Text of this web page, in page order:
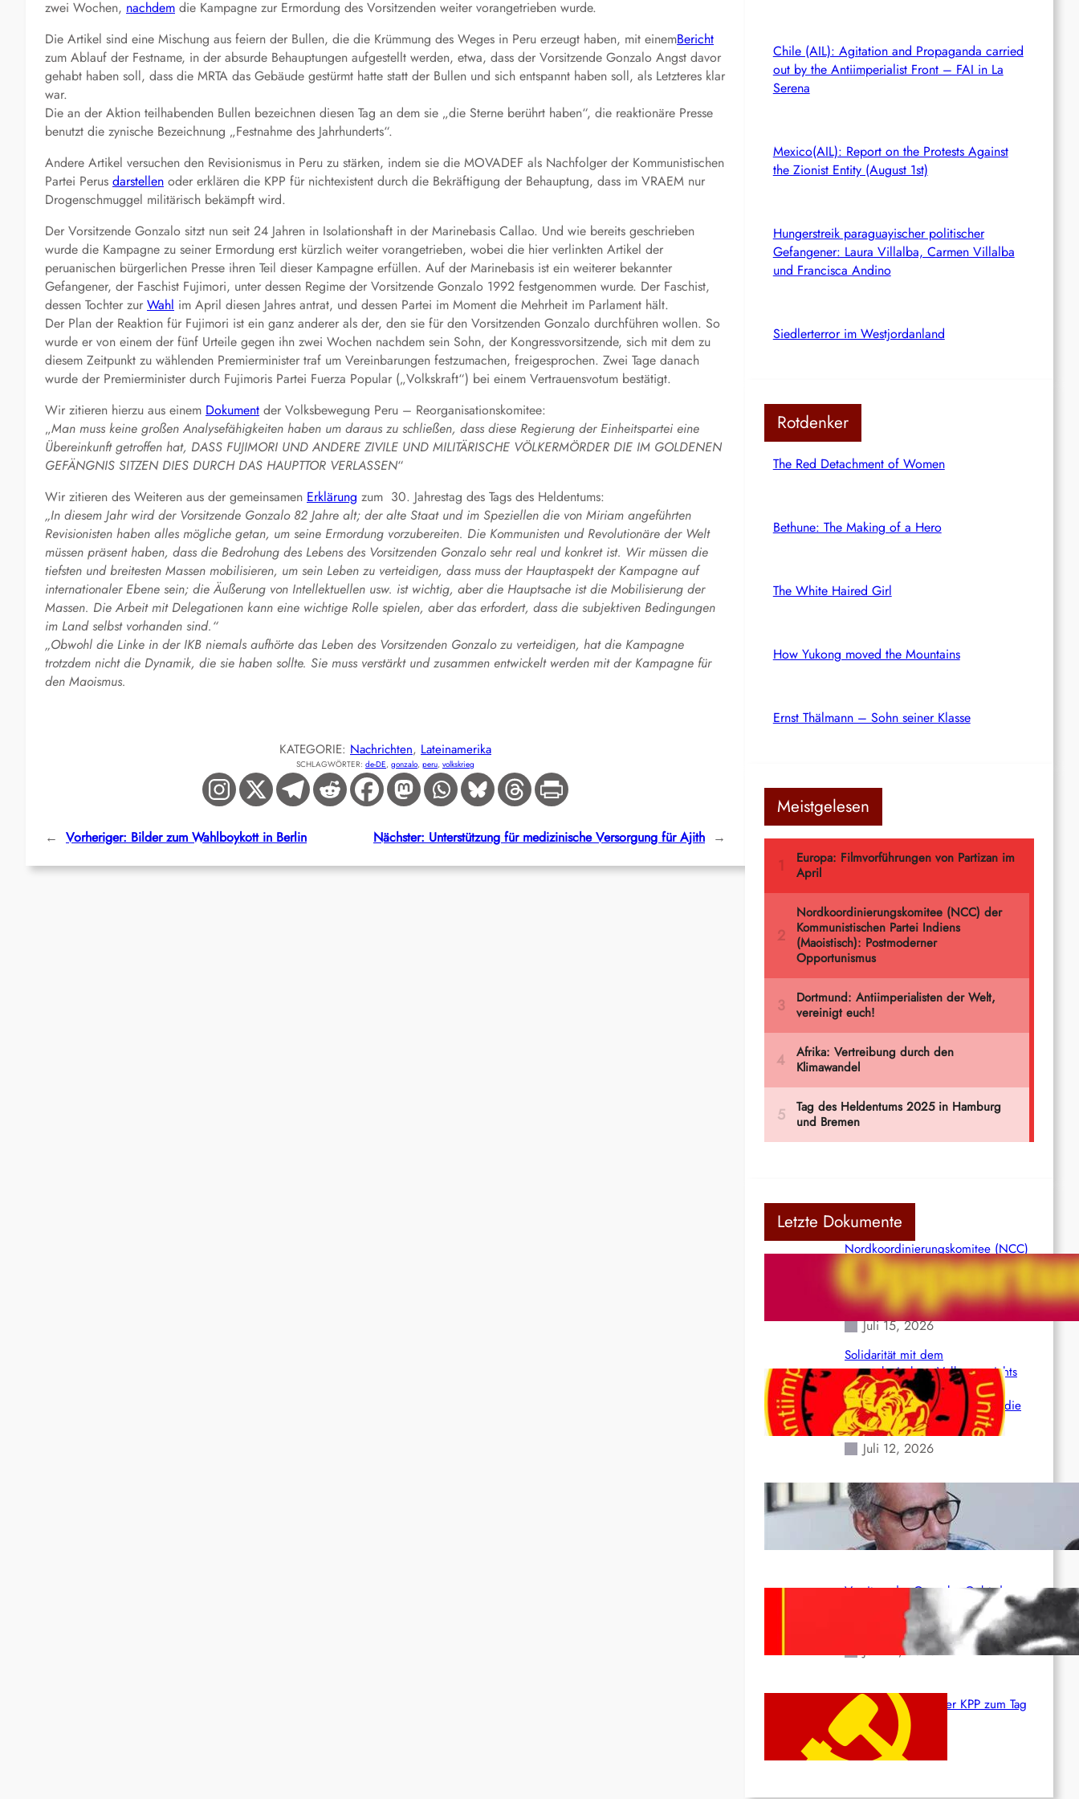
zwei Wochen, nachdem die Kampagne zur Ermordung des Vorsitzenden weiter vorangetrieben wurde.
Die Artikel sind eine Mischung aus feiern der Bullen, die die Krümmung des Weges in Peru erzeugt haben, mit einemBericht
zum Ablauf der Festname, in der absurde Behauptungen aufgestellt werden, etwa, dass der Vorsitzende Gonzalo Angst davor
gehabt haben soll, dass die MRTA das Gebäude gestürmt hatte statt der Bullen und sich entspannt haben soll, als Letzteres klar
war.
Die an der Aktion teilhabenden Bullen bezeichnen diesen Tag an dem sie „die Sterne berührt haben“, die reaktionäre Presse
benutzt die zynische Bezeichnung „Festnahme des Jahrhunderts“.
Andere Artikel versuchen den Revisionismus in Peru zu stärken, indem sie die MOVADEF als Nachfolger der Kommunistischen
Partei Perus darstellen oder erklären die KPP für nichtexistent durch die Bekräftigung der Behauptung, dass im VRAEM nur
Drogenschmuggel militärisch bekämpft wird.
Der Vorsitzende Gonzalo sitzt nun seit 24 Jahren in Isolationshaft in der Marinebasis Callao. Und wie bereits geschrieben
wurde die Kampagne zu seiner Ermordung erst kürzlich weiter vorangetrieben, wobei die hier verlinkten Artikel der
peruanischen bürgerlichen Presse ihren Teil dieser Kampagne erfüllen. Auf der Marinebasis ist ein weiterer bekannter
Gefangener, der Faschist Fujimori, unter dessen Regime der Vorsitzende Gonzalo 1992 festgenommen wurde. Der Faschist,
dessen Tochter zur Wahl im April diesen Jahres antrat, und dessen Partei im Moment die Mehrheit im Parlament hält.
Der Plan der Reaktion für Fujimori ist ein ganz anderer als der, den sie für den Vorsitzenden Gonzalo durchführen wollen. So
wurde er von einem der fünf Urteile gegen ihn zwei Wochen nachdem sein Sohn, der Kongressvorsitzende, sich mit dem zu
diesem Zeitpunkt zu wählenden Premierminister traf um Vereinbarungen festzumachen, freigesprochen. Zwei Tage danach
wurde der Premierminister durch Fujimoris Partei Fuerza Popular („Volkskraft“) bei einem Vertrauensvotum bestätigt.
Wir zitieren hierzu aus einem Dokument der Volksbewegung Peru – Reorganisationskomitee:
„Man muss keine großen Analysefähigkeiten haben um daraus zu schließen, dass diese Regierung der Einheitspartei eine
Übereinkunft getroffen hat, DASS FUJIMORI UND ANDERE ZIVILE UND MILITÄRISCHE VÖLKERMÖRDER DIE IM GOLDENEN
GEFÄNGNIS SITZEN DIES DURCH DAS HAUPTTOR VERLASSEN“
Wir zitieren des Weiteren aus der gemeinsamen Erklärung zum 30. Jahrestag des Tags des Heldentums:
„In diesem Jahr wird der Vorsitzende Gonzalo 82 Jahre alt; der alte Staat und im Speziellen die von Miriam angeführten
Revisionisten haben alles mögliche getan, um seine Ermordung vorzubereiten. Die Kommunisten und Revolutionäre der Welt
müssen präsent haben, dass die Bedrohung des Lebens des Vorsitzenden Gonzalo sehr real und konkret ist. Wir müssen die
tiefsten und breitesten Massen mobilisieren, um sein Leben zu verteidigen, dass muss der Hauptaspekt der Kampagne auf
internationaler Ebene sein; die Äußerung von Intellektuellen usw. ist wichtig, aber die Hauptsache ist die Mobilisierung der
Massen. Die Arbeit mit Delegationen kann eine wichtige Rolle spielen, aber das erfordert, dass die subjektiven Bedingungen
im Land selbst vorhanden sind.“
„Obwohl die Linke in der IKB niemals aufhörte das Leben des Vorsitzenden Gonzalo zu verteidigen, hat die Kampagne
trotzdem nicht die Dynamik, die sie haben sollte. Sie muss verstärkt und zusammen entwickelt werden mit der Kampagne für
den Maoismus.
KATEGORIE: Nachrichten, Lateinamerika
SCHLAGWÖRTER: de-DE, gonzalo, peru, volkskrieg
← Vorheriger: Bilder zum Wahlboykott in Berlin Nächster: Unterstützung für medizinische Versorgung für Ajith →
Chile (AIL): Agitation and Propaganda carried
out by the Antiimperialist Front – FAI in La
Serena
Mexico(AIL): Report on the Protests Against
the Zionist Entity (August 1st)
Hungerstreik paraguayischer politischer
Gefangener: Laura Villalba, Carmen Villalba
und Francisca Andino
Siedlerterror im Westjordanland
Rotdenker
The Red Detachment of Women
Bethune: The Making of a Hero
The White Haired Girl
How Yukong moved the Mountains
Ernst Thälmann – Sohn seiner Klasse
Meistgelesen
Letzte Dokumente
Nordkoordinierungskomitee (NCC)
der Kommunistischen Partei Indiens
(Maoistisch): Postmoderner
Opportunismus
Juli 15, 2026
Solidarität mit dem
venezolanischem Volk angesichts
der verlorenen Leben und der
katastrophalen Situation durch die
Erdbeben des 24. Juni!
Juli 12, 2026
Indien: „Die Politik der
Kapitulation“ von K. Murali (Ajith)
Juli 1, 2026
Vorsitzender Gonzalo: Gebt das
Leben für die Partei und die
Juni 19, 2026
Beschluss des ZK der KPP zum Tag
des Heldentums
Juni 19, 2026